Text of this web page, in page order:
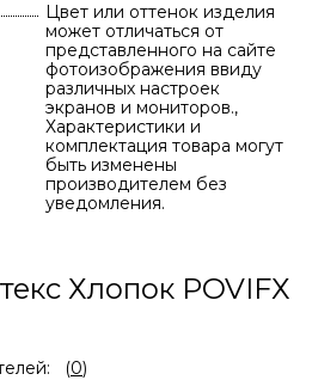
Цвет или оттенок изделия
может отличаться от
представленного на сайте
фотоизображения ввиду
различных настроек
экранов и мониторов.,
Характеристики и
комплектация товара могут
быть изменены
производителем без
уведомления.
Хлопок POVIFХ
(0)